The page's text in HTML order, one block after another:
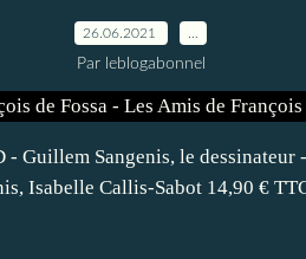
26.06.2021
Par leblogabonnel
Guillem Sangenis, le dessinateur
Isabelle Callis-Sabot 14,90 €